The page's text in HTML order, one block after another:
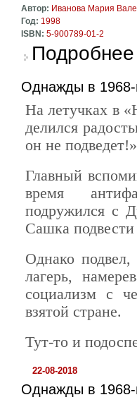
Автор: Иванова Мария
Год: 1998
ISBN: 5-900789-01-2
Подробнее
Однажды в
На летучках в
делился
он не
Главный
время
подружился с
Сашка подвести
Однако
лагерь,
социализм с
взятой стране.
Тут-то и
22-08-2018
Однажды в 1968-